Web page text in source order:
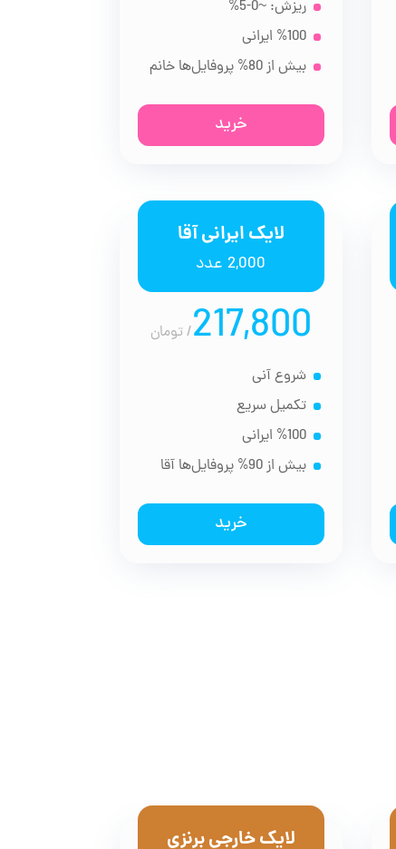
ریزش: ~0-5%
%100 ایرانی
بیش از 80% پروفایل‌ها خانم
خرید
لایک ایرانی آقا
2,000 عدد
217,800
/ تومان
شروع آنی
تکمیل سریع
%100 ایرانی
بیش از 90% پروفایل‌ها آقا
خرید
لایک خارجی برنزی